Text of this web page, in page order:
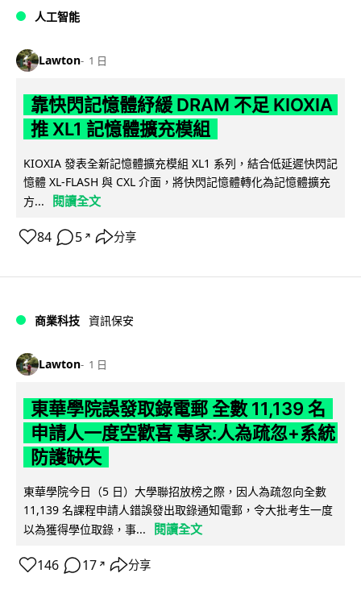
人工智能
Lawton 1 日
靠快閃記憶體紓緩 DRAM 不足 KIOXIA
推 XL1 記憶體擴充模組
KIOXIA 發表全新記憶體擴充模組 XL1 系列，結合低延遲快閃記
憶體 XL-FLASH 與 CXL 介面，將快閃記憶體轉化為記憶體擴充
方...
閱讀全文
84 5 ↗ 分享
商業科技 資訊保安
Lawton 1 日
東華學院誤發取錄電郵 全數 11,139 名
申請人一度空歡喜 專家:人為疏忽+系統
防護缺失
東華學院今日（5 日）大學聯招放榜之際，因人為疏忽向全數
11,139 名課程申請人錯誤發出取錄通知電郵，令大批考生一度
以為獲得學位取錄，事...
閱讀全文
146 17 ↗ 分享